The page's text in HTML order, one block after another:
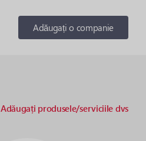
Adăugați o companie
Adăugați produsele/serviciile dvs